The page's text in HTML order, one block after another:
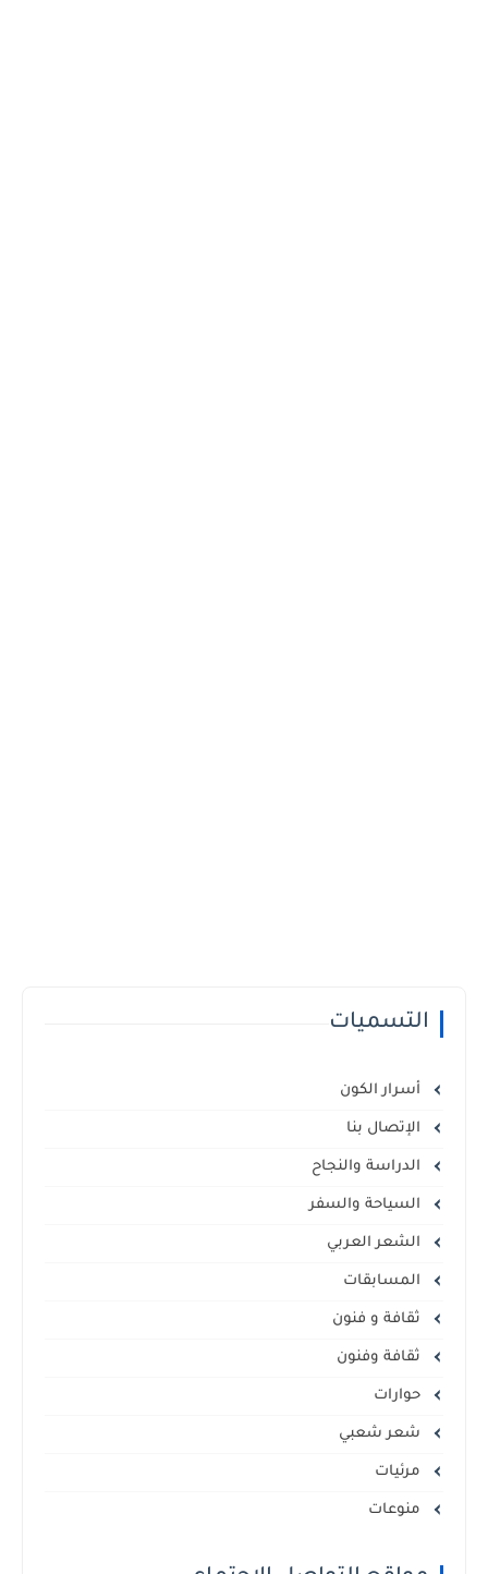
التسميات
أسرار الكون
الإتصال بنا
الدراسة والنجاح
السياحة والسفر
الشعر العربي
المسابقات
ثقافة و فنون
ثقافة وفنون
حوارات
شعر شعبي
مرئيات
منوعات